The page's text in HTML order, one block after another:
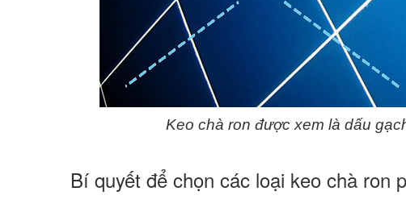
Keo chà ron được xem là dấu
Bí quyết để chọn các loại keo chà ron